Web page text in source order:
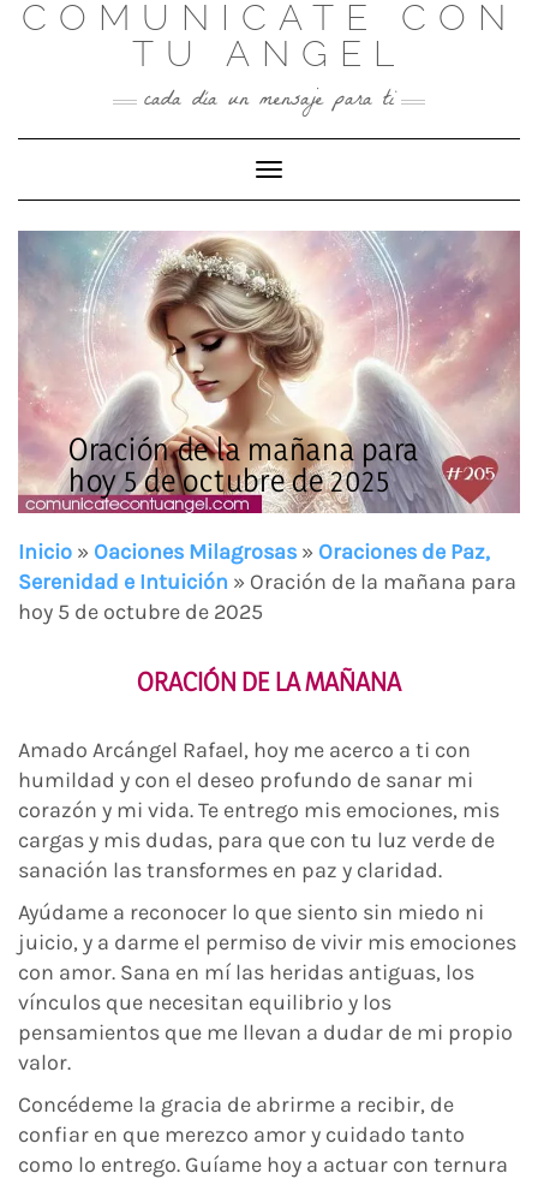
SkipCOMUNICATE CON
TU ANGEL
cada día un mensaje para ti
Toggle Navigation
Oración de la mañana para
hoy 5 de octubre de 2025
Inicio » Oaciones Milagrosas » Oraciones de Paz,
Serenidad e Intuición » Oración de la mañana para
hoy 5 de octubre de 2025
ORACIÓN DE LA MAÑANA
Amado Arcángel Rafael, hoy me acerco a ti con
humildad y con el deseo profundo de sanar mi
corazón y mi vida. Te entrego mis emociones, mis
cargas y mis dudas, para que con tu luz verde de
sanación las transformes en paz y claridad.
Ayúdame a reconocer lo que siento sin miedo ni
juicio, y a darme el permiso de vivir mis emociones
con amor. Sana en mí las heridas antiguas, los
vínculos que necesitan equilibrio y los
pensamientos que me llevan a dudar de mi propio
valor.
Concédeme la gracia de abrirme a recibir, de
confiar en que merezco amor y cuidado tanto
como lo entrego. Guíame hoy a actuar con ternura